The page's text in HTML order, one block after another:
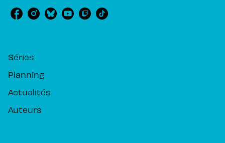
Séries
Planning
Actualités
Auteurs